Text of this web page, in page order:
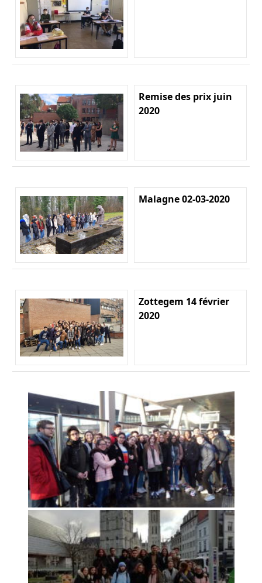
Remise des prix juin
2020
Malagne 02-03-2020
Zottegem 14 février
2020